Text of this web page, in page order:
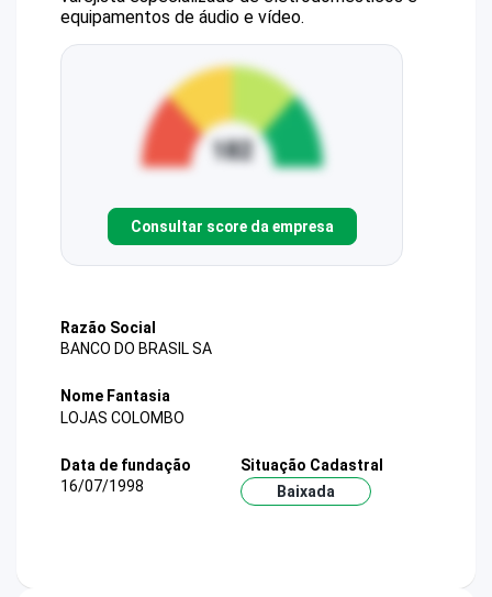
equipamentos de áudio e vídeo.
Consultar score da empresa
Razão Social
BANCO DO BRASIL SA
Nome Fantasia
LOJAS COLOMBO
Data de fundação
16/07/1998
Situação Cadastral
Baixada